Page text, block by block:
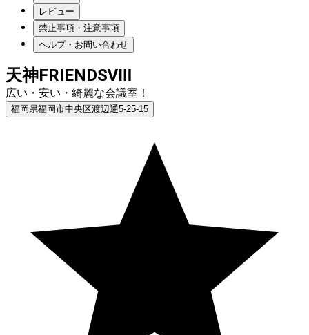
レビュー
禁止事項・注意事項
ヘルプ・お問い合わせ
天神FRIENDSⅧ
広い・安い・綺麗な会議室！
福岡県福岡市中央区渡辺通5-25-15